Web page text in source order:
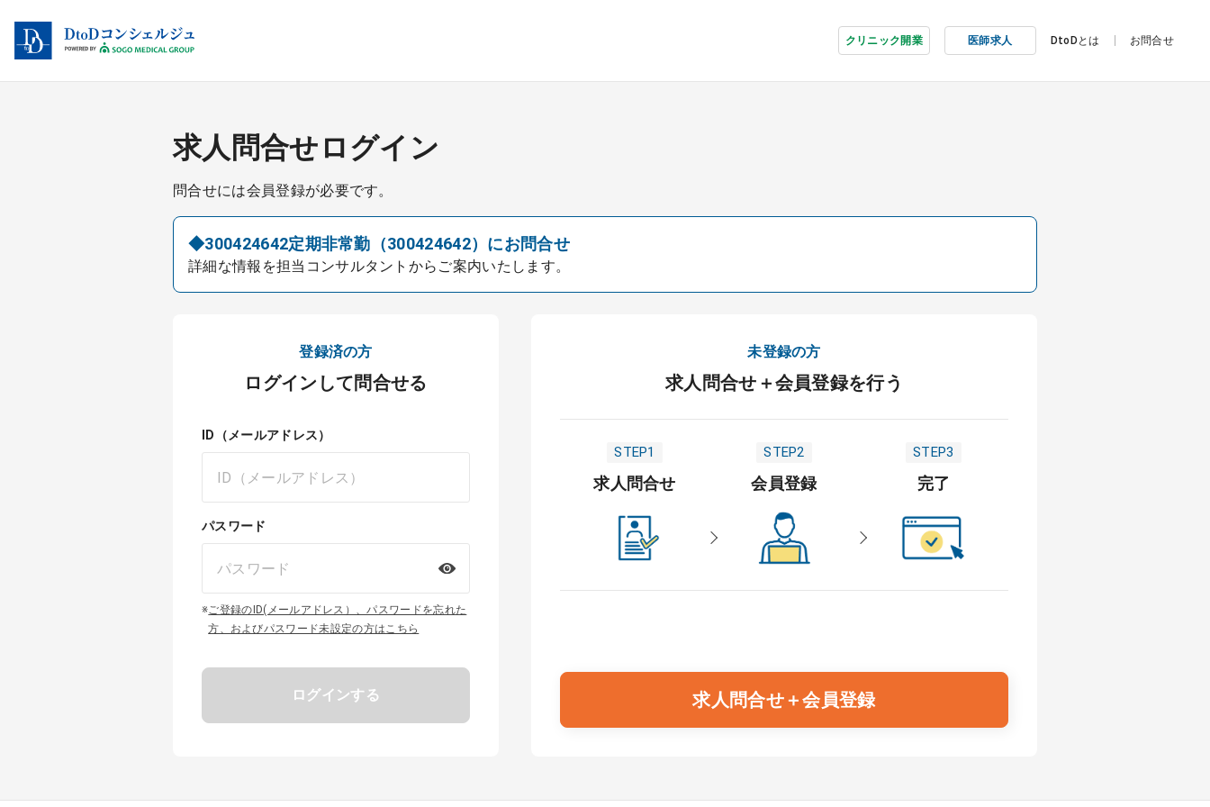
クリニック開業 医師求人 DtoDとは お問合せ
求人問合せログイン
問合せには会員登録が必要です。
◆300424642定期非常勤（300424642）にお問合せ
詳細な情報を担当コンサルタントからご案内いたします。
登録済の方
ログインして問合せる
ID（メールアドレス）
パスワード
※ご登録のID(メールアドレス）、パスワードを忘れた
方、およびパスワード未設定の方はこちら
ログインする
未登録の方
求人問合せ＋会員登録を行う
STEP1
求人問合せ
STEP2
会員登録
STEP3
完了
求人問合せ＋会員登録